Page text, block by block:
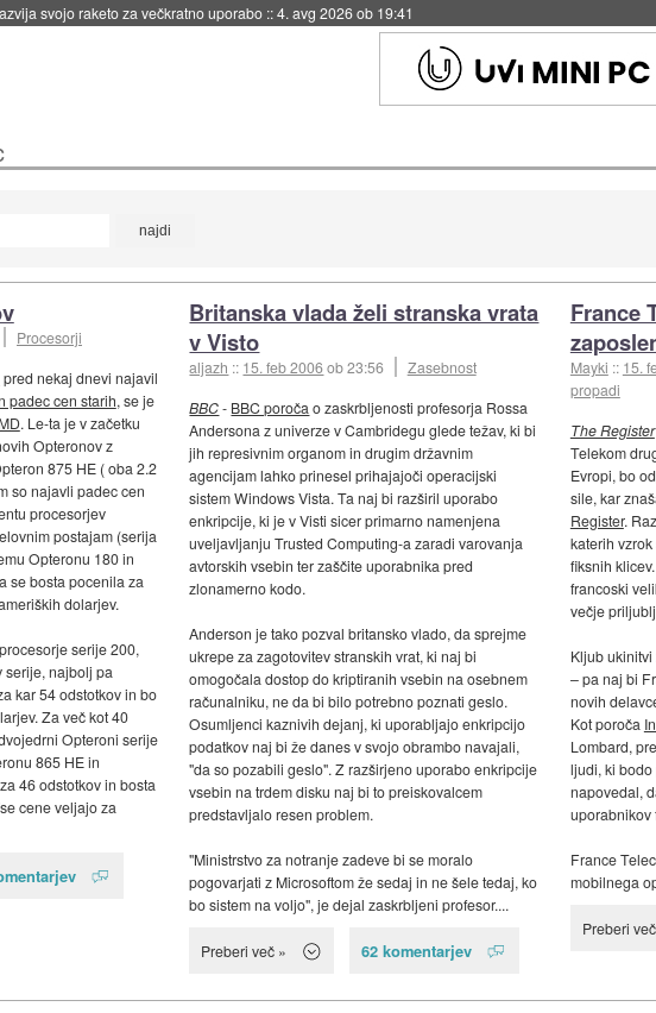
svojo raketo za večkratno uporabo ::4. avg 2026 ob 19:41
Procesorji
pred nekaj dnevi najavil
padec cen starih, se je
. Le-ta je v začetku
Opteronov z
875 HE ( oba 2.2
so najavli padec cen
procesorjev
postajam (serija
Opteronu 180 in
se bosta pocenila za
dolarjev.
serije 200,
serije, najbolj pa
kar 54 odstotkov in bo
Za več kot 40
Opteroni serije
865 HE in
46 odstotkov in bosta
cene veljajo za
Britanska vlada želi stranska vrata
v Visto
aljazh :: 15. feb 2006ob 23:56
Zasebnost
BBC- BBC poroča o zaskrbljenosti profesorja Rossa
Andersona z univerze v Cambridegu glede težav, ki bi
jih represivnim organom in drugim državnim
agencijam lahko prinesel prihajajoči operacijski
sistem Windows Vista. Ta naj bi razširil uporabo
enkripcije, ki je v Visti sicer primarno namenjena
uveljavljanju Trusted Computing-a zaradi varovanja
avtorskih vsebin ter zaščite uporabnika pred
zlonamerno kodo.
Anderson je tako pozval britansko vlado, da sprejme
ukrepe za zagotovitev stranskih vrat, ki naj bi
omogočala dostop do kriptiranih vsebin na osebnem
računalniku, ne da bi bilo potrebno poznati geslo.
Osumljenci kaznivih dejanj, ki uporabljajo enkripcijo
podatkov naj bi že danes v svojo obrambo navajali,
"da so pozabili geslo". Z razširjeno uporabo enkripcije
vsebin na trdem disku naj bi to preiskovalcem
predstavljalo resen problem.
"Ministrstvo za notranje zadeve bi se moralo
pogovarjati z Microsoftom že sedaj in ne šele tedaj, ko
bo sistem na voljo", je dejal zaskrbljeni profesor....
Preberi več » 62 komentarjev
France
Mayki :: 15.
propadi
The Register
Telekom
Evropi, bo
sile, kar
Register.
katerih
fiksnih
francoski
večje
Kljub
– pa naj bi
novih
Kot poroča
Lombard,
ljudi, ki
napovedal,
uporabnikov
France
mobilnega
Preberi